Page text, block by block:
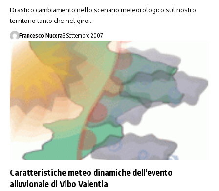
Drastico cambiamento nello scenario meteorologico sul nostro
territorio tanto che nel giro…
Francesco Nucera3 Settembre 2007
Caratteristiche meteo dinamiche dell’evento
alluvionale di Vibo Valentia